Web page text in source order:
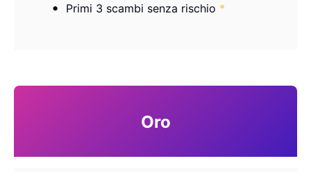
Primi 3 scambi senza rischio *
Oro